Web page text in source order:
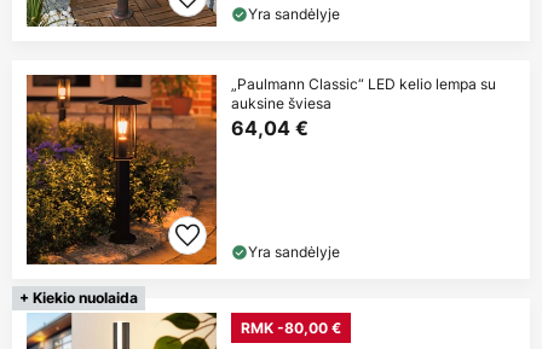
Yra sandėlyje
„Paulmann Classic“ LED kelio lempa su
auksine šviesa
64,04 €
Yra sandėlyje
+ Kiekio nuolaida
RMK -80,00 €